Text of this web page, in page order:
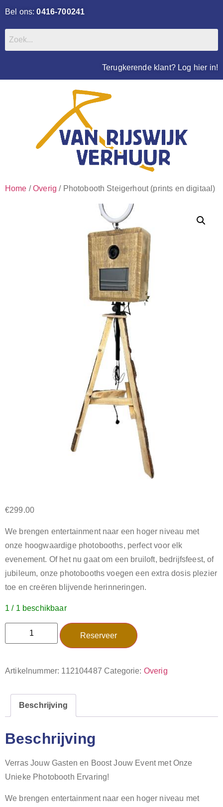
Bel ons:0416-700241
Terugkerende klant? Log hier in!
Home /Overig / Photobooth Steigerhout (prints en digitaal)
€299.00
We brengen entertainment naar een hoger niveau met
onze hoogwaardige photobooths, perfect voor elk
evenement. Of het nu gaat om een bruiloft, bedrijfsfeest, of
jubileum, onze photobooths voegen een extra dosis plezier
toe en creëren blijvende herinneringen.
1 / 1 beschikbaar
Reserveer
Artikelnummer: 112104487 Categorie: Overig
Beschrijving
Beschrijving
Verras Jouw Gasten en Boost Jouw Event met Onze
Unieke Photobooth Ervaring!
We brengen entertainment naar een hoger niveau met